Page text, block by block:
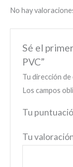
No hay
Sé el
PVC”
Tu dirección
Los campos
Tu
Tu